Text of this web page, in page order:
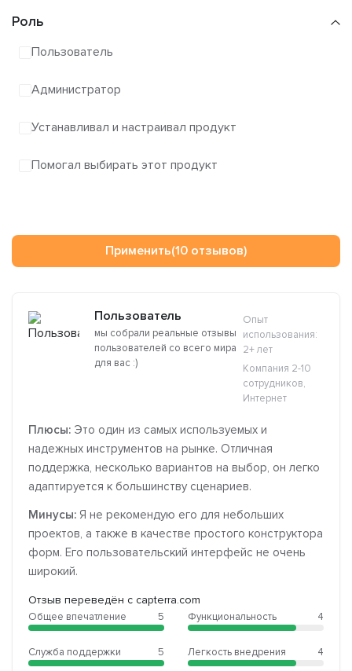
Роль
Пользователь
Администратор
Устанавливал и настраивал продукт
Помогал выбирать этот продукт
Применить(10 отзывов)
Пользователь
мы собрали реальные отзывы
пользователей со всего мира
для вас :)
Опыт
использования:
2+ лет
Компания 2-10
сотрудников,
Интернет
Плюсы: Это один из самых используемых и
надежных инструментов на рынке. Отличная
поддержка, несколько вариантов на выбор, он легко
адаптируется к большинству сценариев.
Минусы: Я не рекомендую его для небольших
проектов, а также в качестве простого конструктора
форм. Его пользовательский интерфейс не очень
широкий.
Отзыв переведён с capterra.com
Общее впечатление 5
Служба поддержки 5
Функциональность 4
Легкость внедрения 4